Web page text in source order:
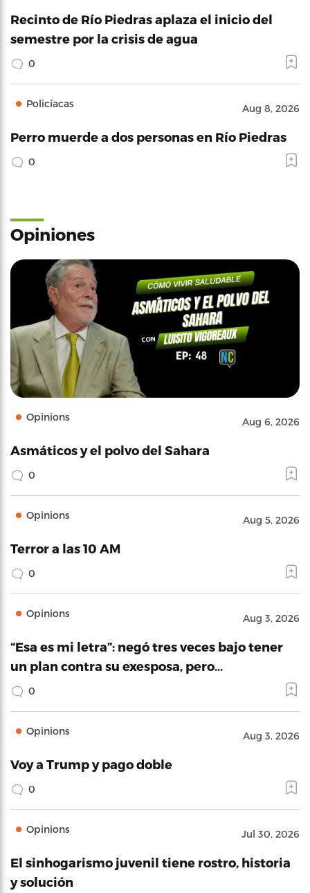
Recinto de Río Piedras aplaza el inicio del
semestre por la crisis de agua
0
Policíacas Aug 8, 2026
Perro muerde a dos personas en Río Piedras
0
Opiniones
Opinions Aug 6, 2026
Asmáticos y el polvo del Sahara
0
Opinions Aug 5, 2026
Terror a las 10 AM
0
Opinions Aug 3, 2026
“Esa es mi letra”: negó tres veces bajo tener
un plan contra su exesposa, pero…
0
Opinions Aug 3, 2026
Voy a Trump y pago doble
0
Opinions Jul 30, 2026
El sinhogarismo juvenil tiene rostro, historia
y solución